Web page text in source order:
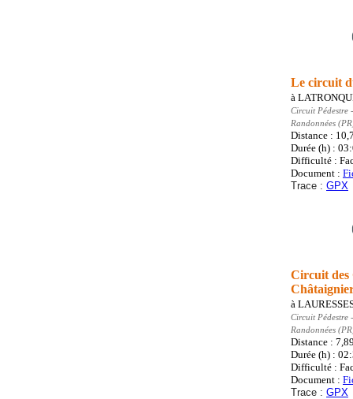
Le circuit
à
Circuit Pédestre
Randonnées
Distance :
Durée (h) :
Difficulté :
Document :
Trace : GPX
Circuit des
à
Circuit Pédestre
Randonnées
Distance :
Durée (h) :
Difficulté :
Document :
Trace : GPX